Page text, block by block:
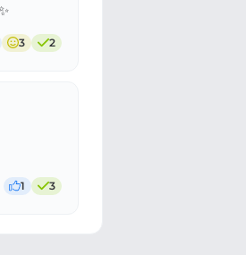
3 2
1 3